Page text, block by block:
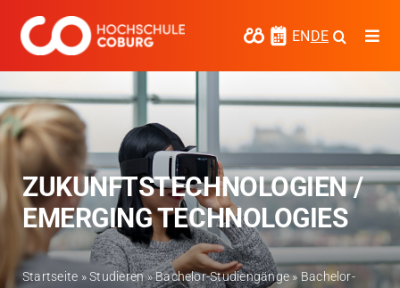
Inhalt
springen
ENDE
Studieren
Forschen
Kooperieren
Hochschule Coburg
Regionalentwicklung
ZUKUNFTSTECHNOLOGIEN /
EMERGING TECHNOLOGIES
Startseite »Studieren»Bachelor-Studiengänge»Bachelor-